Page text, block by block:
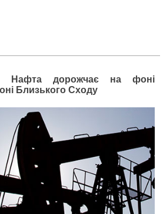
Нафта дорожчає на фоні
Близького Сходу